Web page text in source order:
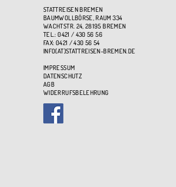
STATTREISEN BREMEN
BAUMWOLLBÖRSE, RAUM 334
WACHTSTR. 24, 28195 BREMEN
TEL.: 0421 / 430 56 56
FAX: 0421 / 430 56 54
INFO(AT)STATTREISEN-BREMEN.DE
IMPRESSUM
DATENSCHUTZ
AGB
WIDERRUFSBELEHRUNG